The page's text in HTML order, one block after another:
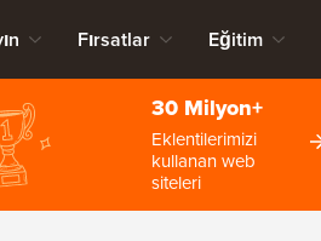
Fırsatlar Eğitim
30 Milyon+
Eklentilerimizi
kullanan web
siteleri